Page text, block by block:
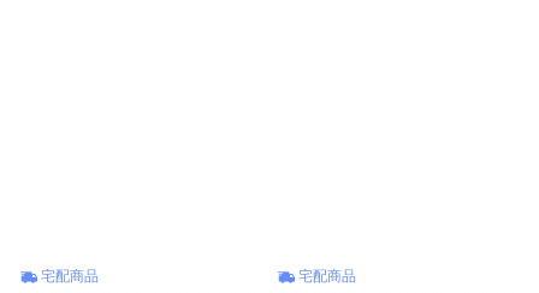
宅配商品 宅配商品